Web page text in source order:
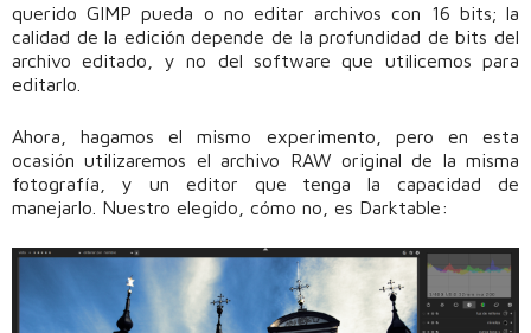
querido GIMP pueda o no editar archivos con 16 bits; la
calidad de la edición depende de la profundidad de bits del
archivo editado, y no del software que utilicemos para
editarlo.
Ahora, hagamos el mismo experimento, pero en esta
ocasión utilizaremos el archivo RAW original de la misma
fotografía, y un editor que tenga la capacidad de
manejarlo. Nuestro elegido, cómo no, es Darktable: